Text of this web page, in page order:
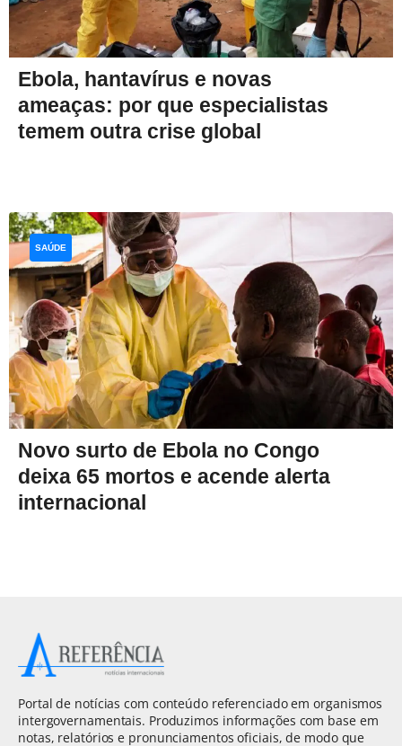
Ebola, hantavírus e novas
ameaças: por que especialistas
temem outra crise global
Novo surto de Ebola no Congo
deixa 65 mortos e acende alerta
internacional
SAÚDE
Portal de notícias com conteúdo referenciado em organismos
intergovernamentais. Produzimos informações com base em
notas, relatórios e pronunciamentos oficiais, de modo que